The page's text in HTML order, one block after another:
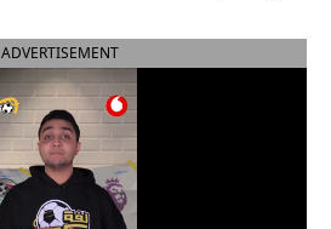
الدوري الإيطالي
الدوري السعودي للمحترفين
ADVERTISEMENT